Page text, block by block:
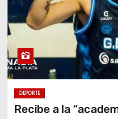
DEPORTE
Recibe a la